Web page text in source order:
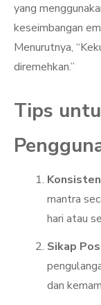
yang
keseimbangan
Menurutnya,
diremehkan.”
Tips
mantra
hari atau
Sikap
dan